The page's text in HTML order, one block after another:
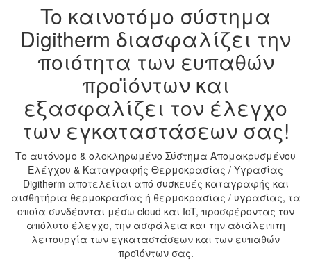
To καινοτόμο σύστημα
Digitherm διασφαλίζει την
ποιότητα των ευπαθών
προϊόντων και
εξασφαλίζει τον έλεγχο
των εγκαταστάσεων σας!
Το αυτόνομο & ολοκληρωμένο Σύστημα Απομακρυσμένου
Ελέγχου & Καταγραφής Θερμοκρασίας / Υγρασίας
Digitherm αποτελείται από συσκευές καταγραφής και
αισθητήρια θερμοκρασίας ή θερμοκρασίας / υγρασίας, τα
οποία συνδέονται μέσω cloud και IoT, προσφέροντας τον
απόλυτο έλεγχο, την ασφάλεια και την αδιάλειπτη
λειτουργία των εγκαταστάσεων και των ευπαθών
προϊόντων σας.